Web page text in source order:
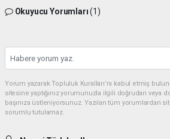
Okuyucu Yorumları(1)
Yorum yazarak Topluluk Kuralları’nı kabul etmiş
sitesine yaptığınız yorumunuzla ilgili doğrudan veya
başınıza üstleniyorsunuz. Yazılan tüm yorumlardan
sorumlu tutulamaz.